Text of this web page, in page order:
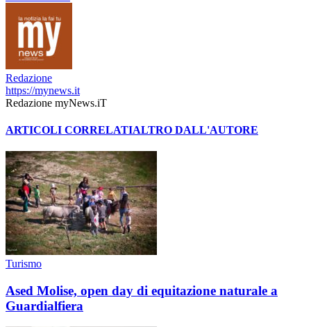
Redazione
https://mynews.it
Redazione myNews.iT
ARTICOLI CORRELATIALTRO DALL'AUTORE
Turismo
Ased Molise, open day di equitazione naturale a
Guardialfiera